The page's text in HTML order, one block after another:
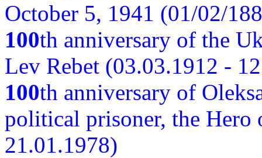
October 5, 1941 (01/02/
100th anniversary of the
Lev Rebet (03.03.1912 -
100th anniversary of
political prisoner, the
21.01.1978)